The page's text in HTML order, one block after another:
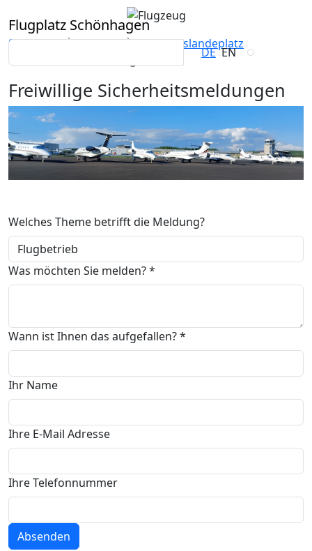
Flugplatz Schönhagen
DE EN
Startseite Piloten
Verkehrslandeplatz
Freiwillige Sicherheitsmeldungen
Welches Theme betrifft die Meldung?
Was möchten Sie melden?*
Wann ist Ihnen das aufgefallen?*
Ihr Name
Ihre E-Mail Adresse
Ihre Telefonnummer
Absenden